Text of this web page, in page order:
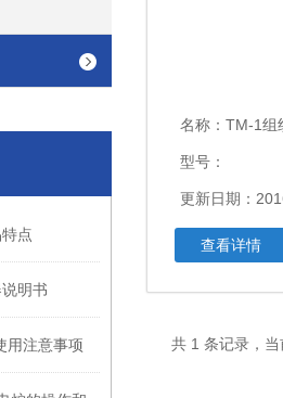
点
明书
用注意事项
名称： TM-1组织芯片制备仪
型号：
更新日期：
查看详情
共 1 条记录，